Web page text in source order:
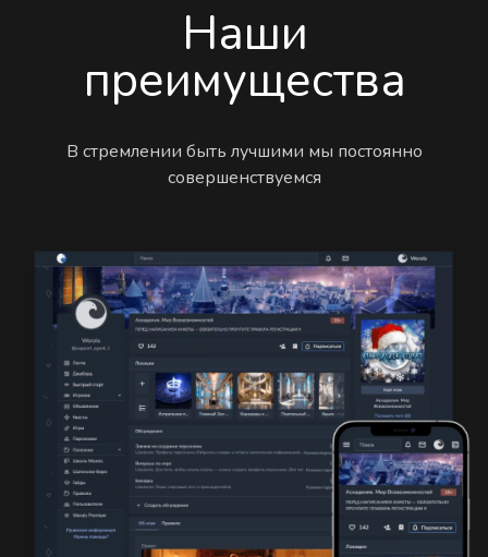
Наши
преимущества
В стремлении быть лучшими мы постоянно
совершенствуемся